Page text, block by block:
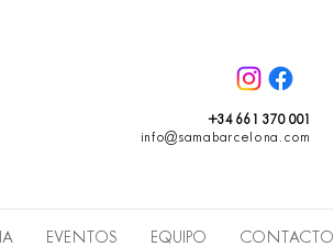
+34 661 370 001
info@samabarcelona.com
EVENTOS EQUIPO CONTACTO